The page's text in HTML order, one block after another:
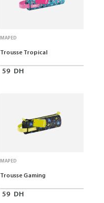
MAPED
Trousse Tropical
59 DH
MAPED
Trousse Gaming
59 DH